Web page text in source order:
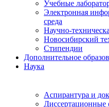
Учебные
Электронная
среда
Научно-
Новосибирский
Стипендии
Дополнительное
Наука
Аспирантура и
Диссертационные